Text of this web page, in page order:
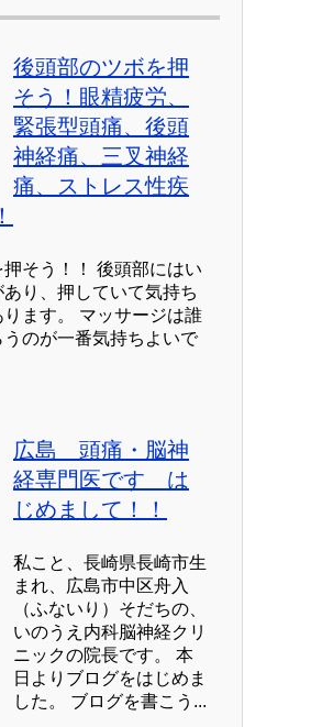
後頭部のツボを押
そう！眼精疲労、
緊張型頭痛、後頭
神経痛、三叉神経
痛、ストレス性疾
そう！！ 後頭部にはい
り、押していて気持ち
ます。 マッサージは誰
のが一番気持ちよいで
広島 頭痛・脳神
経専門医です は
じめまして！！
私こと、長崎県長崎市生
まれ、広島市中区舟入
（ふないり）そだちの、
いのうえ内科脳神経クリ
ニックの院長です。 本
日よりブログをはじめま
した。 ブログを書こう...